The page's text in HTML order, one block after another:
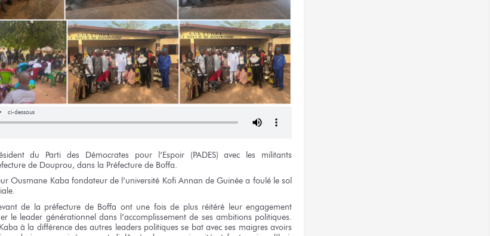
ci-dessous
du Parti des Démocrates pour l’Espoir(PADES) avec les militants
de Douprou, dans la Préfecture de Boffa.
Ousmane Kaba fondateurde l’université Kofi Annan de Guinée a foulé le sol
de la préfecture de Boffa ont une foisde plus réitéré leur engagement
le leader générationnel dans l’accomplissement de ses ambitions politiques.
à la différence des autres leaders politiquesse bat avec ses maigres avoirs